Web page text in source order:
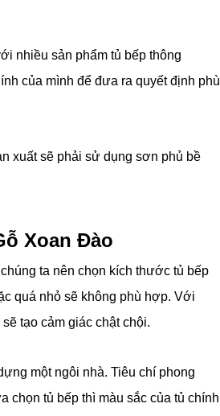
nhiều sản phẩm tủ bếp thông
của mình để đưa ra quyết định phù
xuất sẽ phải sử dụng sơn phủ bề
Xoan Đào
ta nên chọn kích thước tủ bếp
quá nhỏ sẽ không phù hợp. Với
tạo cảm giác chật chội.
một ngôi nhà. Tiêu chí phong
chọn tủ bếp thì màu sắc của tủ chính